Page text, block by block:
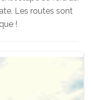
Les routes sont
!